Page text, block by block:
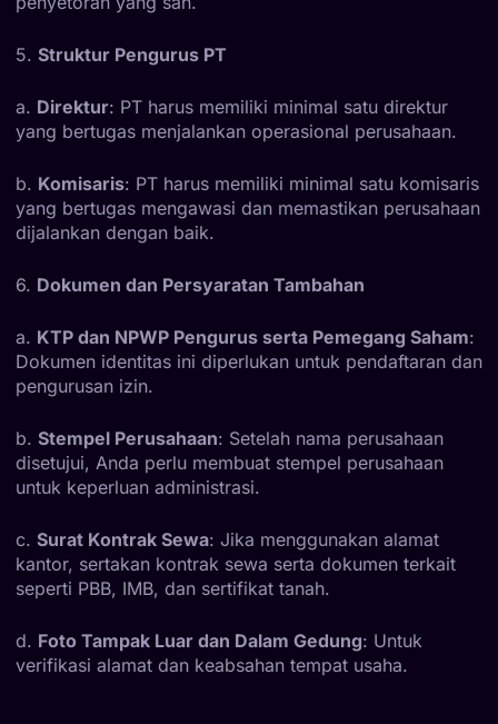
5. Struktur Pengurus PT
a. Direktur: PT harus memiliki minimal satu direktur
yang bertugas menjalankan operasional perusahaan.
b. Komisaris: PT harus memiliki minimal satu komisaris
yang bertugas mengawasi dan memastikan perusahaan
dijalankan dengan baik.
6. Dokumen dan Persyaratan Tambahan
a. KTP dan NPWP Pengurus serta Pemegang Saham:
Dokumen identitas ini diperlukan untuk pendaftaran dan
pengurusan izin.
b. Stempel Perusahaan: Setelah nama perusahaan
disetujui, Anda perlu membuat stempel perusahaan
untuk keperluan administrasi.
c. Surat Kontrak Sewa: Jika menggunakan alamat
kantor, sertakan kontrak sewa serta dokumen terkait
seperti PBB, IMB, dan sertifikat tanah.
d. Foto Tampak Luar dan Dalam Gedung: Untuk
verifikasi alamat dan keabsahan tempat usaha.